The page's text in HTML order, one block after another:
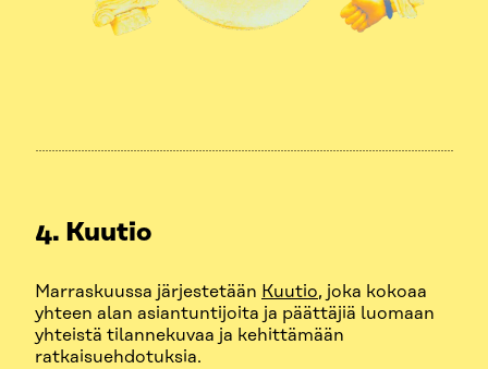
4. Kuutio
Marraskuussa järjestetään Kuutio, joka kokoaa
yhteen alan asiantuntijoita ja päättäjiä luomaan
yhteistä tilannekuvaa ja kehittämään
ratkaisuehdotuksia.